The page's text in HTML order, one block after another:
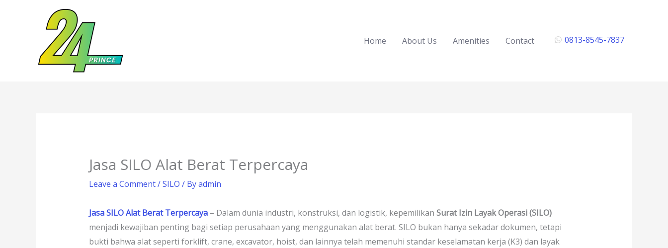
Home About Us Amenities Contact 0813-8545-7837
Jasa SILO Alat Berat Terpercaya
Leave a Comment/SILO / Byadmin
Jasa SILO Alat Berat Terpercaya– Dalam dunia industri, konstruksi, dan logistik, kepemilikan Surat Izin Layak Operasi (SILO)
menjadi kewajiban penting bagi setiap perusahaan yang menggunakan alat berat. SILO bukan hanya sekadar dokumen, tetapi
bukti bahwa alat seperti forklift, crane, excavator, hoist, dan lainnya telah memenuhi standar keselamatan kerja (K3) dan layak